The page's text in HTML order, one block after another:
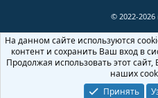
© 2022-2026
На данном сайте используются
контент и сохранить Ваш вход в
Продолжая использовать этот
наших
Принять